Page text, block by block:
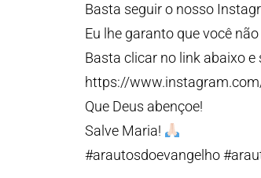
Basta seguir o nosso
Eu lhe garanto que você
Basta clicar no link abaixo e
https://
Que Deus abençoe!
Salve Maria!
#arautosdoevangelho